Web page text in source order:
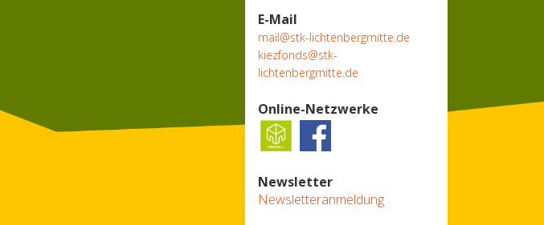
E-Mail
mail@stk-lichtenbergmitte.de
kiezfonds@stk-
lichtenbergmitte.de
Online-Netzwerke
Newsletter
Newsletteranmeldung